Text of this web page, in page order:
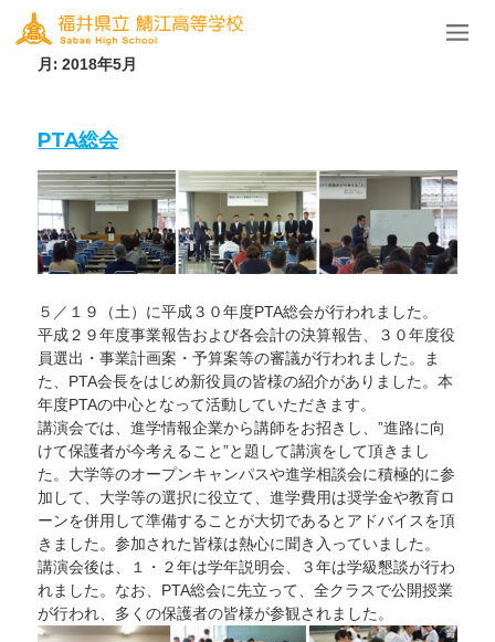
月:2018年5月
PTA総会
５／１９（土）に平成３０年度PTA総会が行われました。
平成２９年度事業報告および各会計の決算報告、３０年度役
員選出・事業計画案・予算案等の審議が行われました。ま
た、PTA会長をはじめ新役員の皆様の紹介がありました。本
年度PTAの中心となって活動していただきます。
講演会では、進学情報企業から講師をお招きし、”進路に向
けて保護者が今考えること”と題して講演をして頂きまし
た。大学等のオープンキャンパスや進学相談会に積極的に参
加して、大学等の選択に役立て、進学費用は奨学金や教育ロ
ーンを併用して準備することが大切であるとアドバイスを頂
きました。参加された皆様は熱心に聞き入っていました。
講演会後は、１・２年は学年説明会、３年は学級懇談が行わ
れました。なお、PTA総会に先立って、全クラスで公開授業
が行われ、多くの保護者の皆様が参観されました。